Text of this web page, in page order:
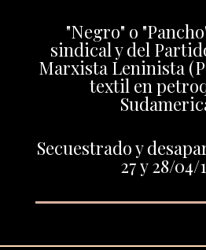
"Negro" o
sindical y del
Marxista Leninista
textil en
Secuestrado y
27 y 28/04/